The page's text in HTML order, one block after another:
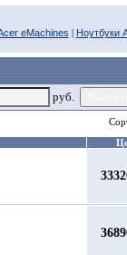
eMachines | Ноутбуки
руб.